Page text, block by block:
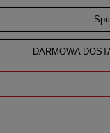
DARMOWA